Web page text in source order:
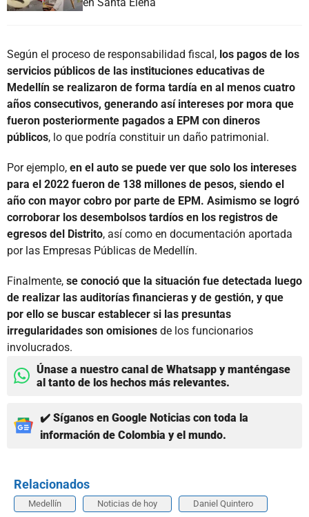
Según el proceso de responsabilidad fiscal, los pagos de los
servicios públicos de las instituciones educativas de
Medellín se realizaron de forma tardía en al menos cuatro
años consecutivos, generando así intereses por mora que
fueron posteriormente pagados a EPM con dineros
públicos, lo que podría constituir un daño patrimonial.
Por ejemplo, en el auto se puede ver que solo los intereses
para el 2022 fueron de 138 millones de pesos, siendo el
año con mayor cobro por parte de EPM. Asimismo se logró
corroborar los desembolsos tardíos en los registros de
egresos del Distrito, así como en documentación aportada
por las Empresas Públicas de Medellín.
Finalmente, se conoció que la situación fue detectada luego
de realizar las auditorías financieras y de gestión, y que
por ello se buscar establecer si las presuntas
irregularidades son omisiones de los funcionarios
involucrados.
Únase a nuestro canal de Whatsapp y manténgase
al tanto de los hechos más relevantes.
✔️ Síganos en Google Noticias con toda la
información de Colombia y el mundo.
Relacionados
Medellín Noticias de hoy Daniel Quintero